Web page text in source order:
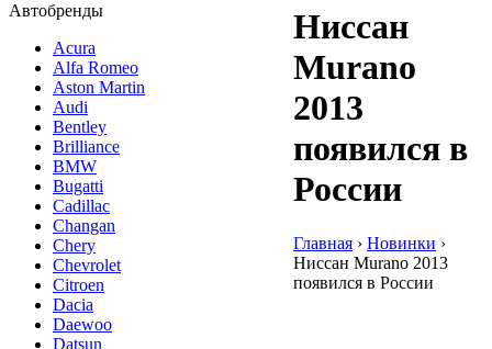
Автобренды
Acura
Alfa Romeo
Aston Martin
Audi
Bentley
Brilliance
BMW
Bugatti
Cadillac
Changan
Chery
Chevrolet
Citroen
Dacia
Daewoo
Datsun
Ниссан
Murano
2013
появился в
России
Главная › Hовинки ›
Ниссан Murano 2013
появился в России